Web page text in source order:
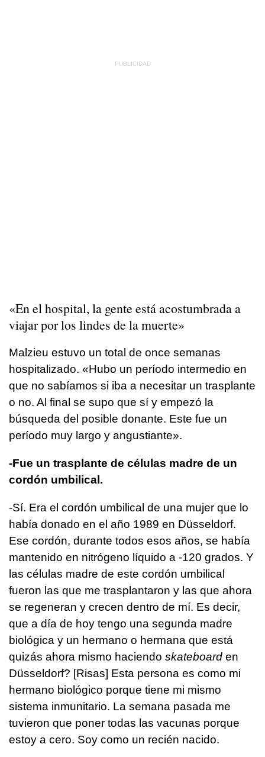
«En el hospital, la gente está acostumbrada a
viajar por los lindes de la muerte»
Malzieu estuvo un total de once semanas
hospitalizado. «Hubo un período intermedio en
que no sabíamos si iba a necesitar un trasplante
o no. Al final se supo que sí y empezó la
búsqueda del posible donante. Este fue un
período muy largo y angustiante».
-Fue un trasplante de células madre de un
cordón umbilical.
-Sí. Era el cordón umbilical de una mujer que lo
había donado en el año 1989 en Düsseldorf.
Ese cordón, durante todos esos años, se había
mantenido en nitrógeno líquido a -120 grados. Y
las células madre de este cordón umbilical
fueron las que me trasplantaron y las que ahora
se regeneran y crecen dentro de mí. Es decir,
que a día de hoy tengo una segunda madre
biológica y un hermano o hermana que está
quizás ahora mismo haciendo skateboard en
Düsseldorf? [Risas] Esta persona es como mi
hermano biológico porque tiene mi mismo
sistema inmunitario. La semana pasada me
tuvieron que poner todas las vacunas porque
estoy a cero. Soy como un recién nacido.